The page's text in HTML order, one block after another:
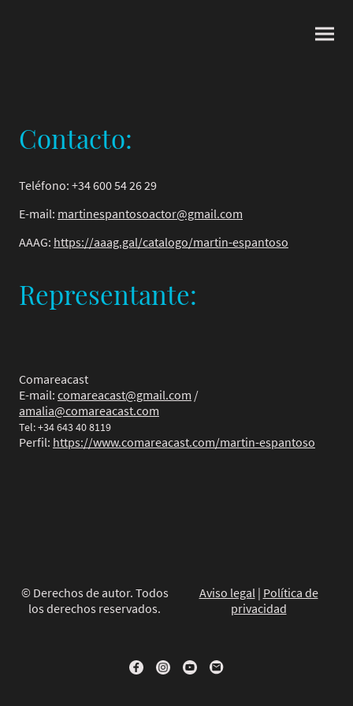
Contacto:
Teléfono: +34 600 54 26 29
E-mail: martinespantosoactor@gmail.com
AAAG: https://aaag.gal/catalogo/martin-espantoso
Representante:
Comareacast
E-mail: comareacast@gmail.com /
amalia@comareacast.com
Tel: +34 643 40 8119
Perfil: https://www.comareacast.com/martin-espantoso
© Derechos de autor. Todos
los derechos reservados.
Aviso legal| Política de
privacidad